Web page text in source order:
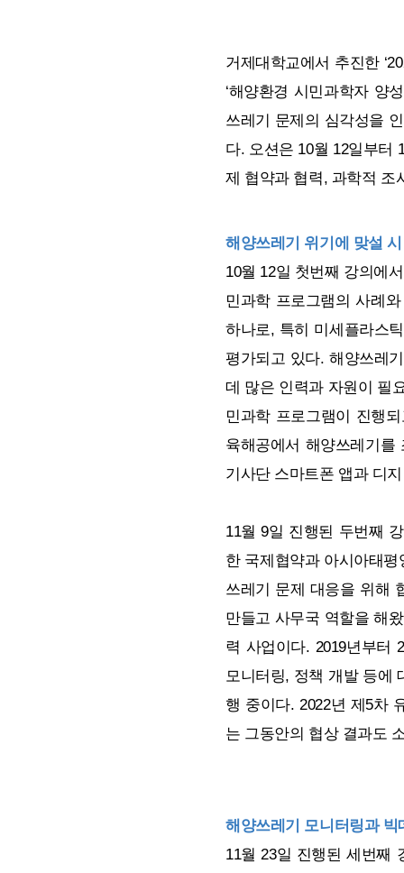
거제대학교에서 추진한
‘해양환경 시민과학자 양
쓰레기 문제의 심각성을
다. 오션은 10월 12일부터
제 협약과 협력, 과학적 조
해양쓰레기 위기에 맞설
10월 12일 첫번째 강의에
민과학 프로그램의 사례
하나로, 특히 미세플라스
평가되고 있다. 해양쓰레
데 많은 인력과 자원이 필
민과학 프로그램이 진행
육해공에서 해양쓰레기를
기사단 스마트폰 앱과 디
11월 9일 진행된 두번째
한 국제협약과 아시아태
쓰레기 문제 대응을 위해
만들고 사무국 역할을 해
력 사업이다. 2019년부터
모니터링, 정책 개발 등에
행 중이다. 2022년 제5차
는 그동안의 협상 결과도
해양쓰레기 모니터링과 빅
11월 23일 진행된 세번째